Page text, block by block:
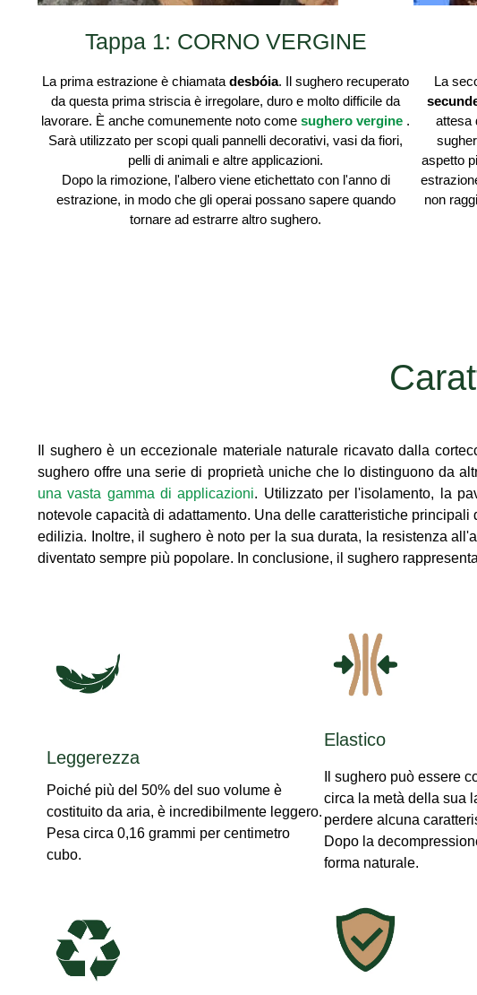
Tappa 1: CORNO VERGINE
La prima estrazione è chiamata desbóia. Il sughero recuperato
da questa prima striscia è irregolare, duro e molto difficile da
lavorare. È anche comunemente noto come sughero vergine .
Sarà utilizzato per scopi quali pannelli decorativi, vasi da fiori,
pelli di animali e altre applicazioni.
Dopo la rimozione, l'albero viene etichettato con l'anno di
estrazione, in modo che gli operai possano sapere quando
tornare ad estrarre altro sughero.
La
attesa
aspetto
non
Il sughero è un eccezionale materiale naturale ricavato dalla
sughero offre una serie di proprietà uniche che lo distinguono da
una vasta gamma di applicazioni. Utilizzato per l'isolamento, la
notevole capacità di adattamento. Una delle caratteristiche
edilizia. Inoltre, il sughero è noto per la sua durata, la resistenza
diventato sempre più popolare. In conclusione, il sughero
Leggerezza
Poiché più del 50% del suo volume è
costituito da aria, è incredibilmente leggero.
Pesa circa 0,16 grammi per centimetro
cubo.
Elastico
Il sughero può essere
circa la metà della sua
perdere alcuna
Dopo la
forma naturale.